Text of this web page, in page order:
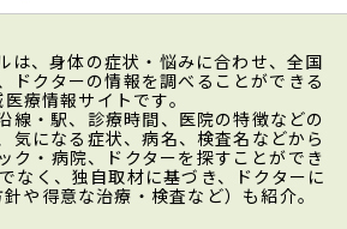
は、身体の症状・悩みに合わせ、全国
ドクターの情報を調べることができる
療情報サイトです。
線・駅、診療時間、医院の特徴などの
気になる症状、病名、検査名などから
ク・病院、ドクターを探すことができ
なく、独自取材に基づき、ドクターに
や得意な治療・検査など）も紹介。